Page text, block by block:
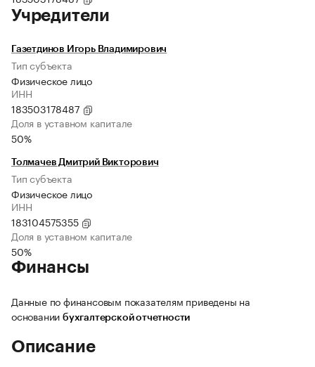
Учредители
Газетдинов Игорь Владимирович
Тип субъекта
Физическое лицо
ИНН
183503178487
Доля в уставном капитале
50%
Толмачев Дмитрий Викторович
Тип субъекта
Физическое лицо
ИНН
183104575355
Доля в уставном капитале
50%
Финансы
Данные по финансовым показателям приведены на
основании бухгалтерской отчетности
Описание